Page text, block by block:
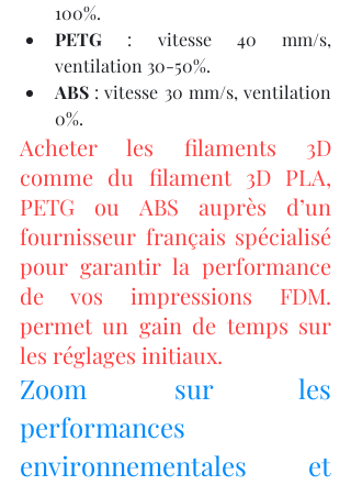
100%.
PETG : vitesse 40 mm/s,
ventilation 30-50%.
ABS : vitesse 30 mm/s, ventilation
0%.
Acheter les filaments 3D
comme du filament 3D PLA,
PETG ou ABS auprès d’un
fournisseur français spécialisé
pour garantir la performance
de vos impressions FDM.
permet un gain de temps sur
les réglages initiaux.
Zoom sur les
performances
environnementales et